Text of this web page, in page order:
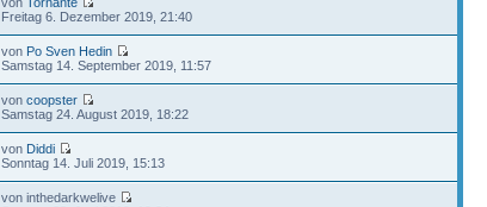
Freitag 6. Dezember 2019, 21:40
von Po Sven Hedin
Samstag 14. September 2019, 11:57
voncoopster
Samstag 24. August 2019, 18:22
von Diddi
Sonntag 14. Juli 2019, 15:13
von inthedarkwelive